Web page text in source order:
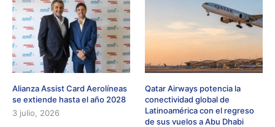
Alianza Assist Card Aerolíneas
se extiende hasta el año 2028
3 julio, 2026
Qatar Airways potencia la
conectividad global de
Latinoamérica con el regreso
de sus vuelos a Abu Dhabi